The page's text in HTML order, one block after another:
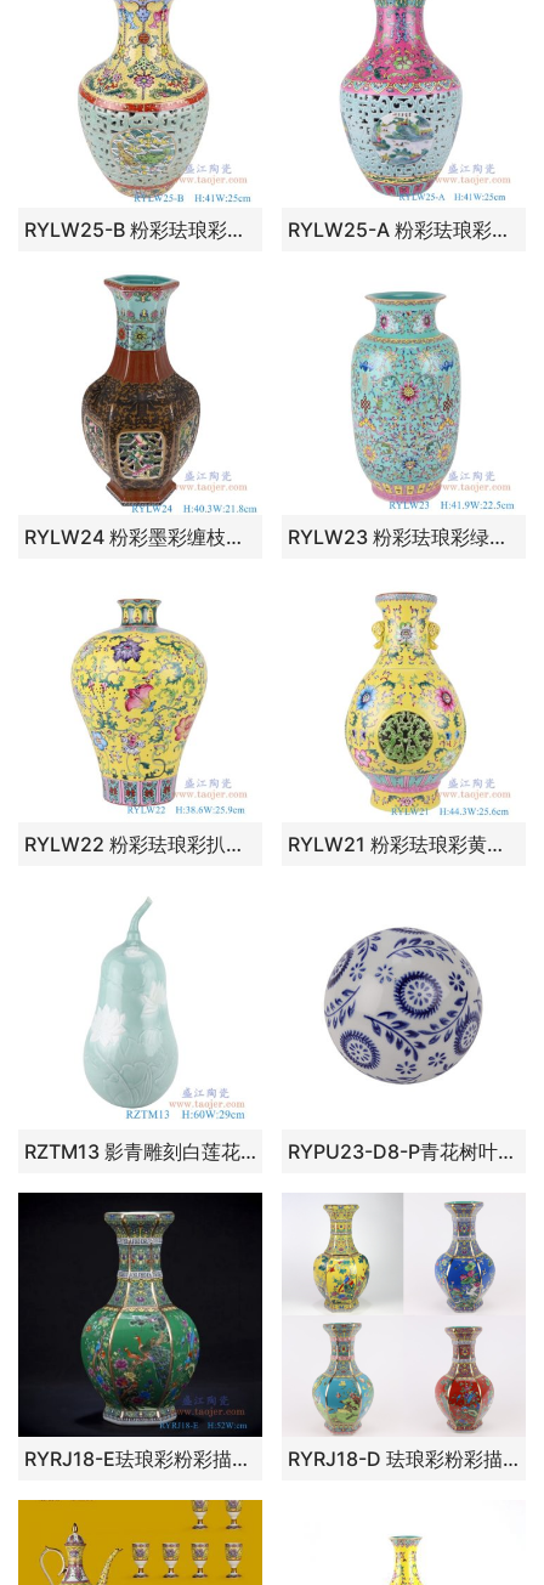
RYLW25-B 粉彩珐琅彩雕刻黄蓝底开窗海水鱼纹花瓶 高：41直径：25口径：底径：12.7重量：5.9KG RYLW25-A 粉彩珐琅彩扒花红蓝底缠枝莲镂空雕刻开窗山水花瓶 高：41直径：25口径：底径：12重量：5.85KG
RYLW24 粉彩墨彩缠枝莲开窗镂空六方花瓶 高：40.3直径：21.8口径：底径：13.8重量：4.35KG RYLW23 粉彩珐琅彩绿底寿字缠枝莲纹冬瓜瓶 高：41.9直径：22.5口径：底径：14.8重量：4.35KG
RYLW22 粉彩珐琅彩扒花黄底缠枝莲梅瓶 高：38.6直径：25.9口径：底径：13.8重量：4.35KG RYLW21 粉彩珐琅彩黄底象耳扒花缠枝莲玉壶春瓶镂空套瓶转心瓶 高：44.3直径：25.6口径：底径：15.2重量：7.15KG
RZTM13 影青雕刻白莲花荷花葫芦瓶 高：60直径：29口径：底径：重量：8KG RYPU23-D8-P青花树叶纹漂浮球风水球
RYRJ18-E珐琅彩粉彩描金六方绿底花鸟花瓶大号 RYRJ18-D 珐琅彩粉彩描金六方黄底花鸟花瓶中号